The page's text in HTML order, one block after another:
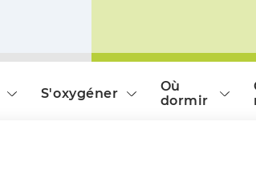
S'oxygéner
Où
dormir